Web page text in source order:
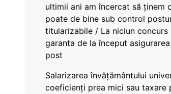
ultimii ani am încercat să ținem
poate de bine sub control
titularizabile / La niciun concurs
garanta de la început
post
Salarizarea învățământului
coeficienți prea mici sau taxare